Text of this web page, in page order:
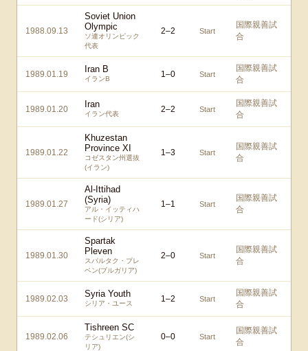
1988.09.13
Soviet Union
Olympic
ソ連オリンピック
代表
2–2 Start
国際親善試
合
1989.01.19 Iran B
イランB 1–0 Start
国際親善試
合
1989.01.20 Iran
イラン代表 2–2 Start
国際親善試
合
1989.01.22
Khuzestan
Province XI
コゼスタン州選抜
(イラン)
1–3 Start
国際親善試
合
1989.01.27
Al-Ittihad
(Syria)
アル・イッティハ
ード(シリア)
1–1 Start
国際親善試
合
1989.01.30
Spartak
Pleven
スパルタク・プレ
ベン(ブルガリア)
2–0 Start
国際親善試
合
1989.02.03 Syria Youth
シリア・ユース 1–2 Start
国際親善試
合
1989.02.06
Tishreen SC
テシュリエン(シ
リア)
0–0 Start
国際親善試
合